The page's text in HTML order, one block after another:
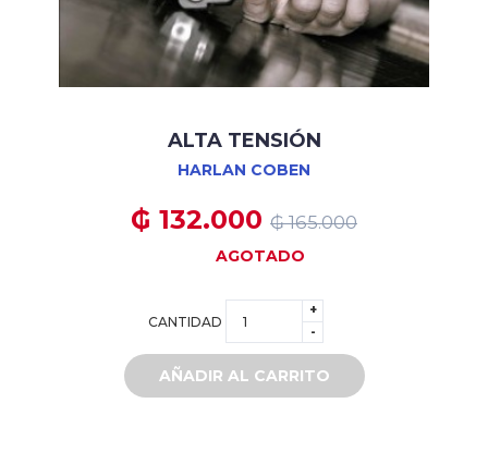
ALTA TENSIÓN
HARLAN COBEN
₲ 132.000 ₲ 165.000
AGOTADO
CANTIDAD
+
-
AÑADIR AL CARRITO